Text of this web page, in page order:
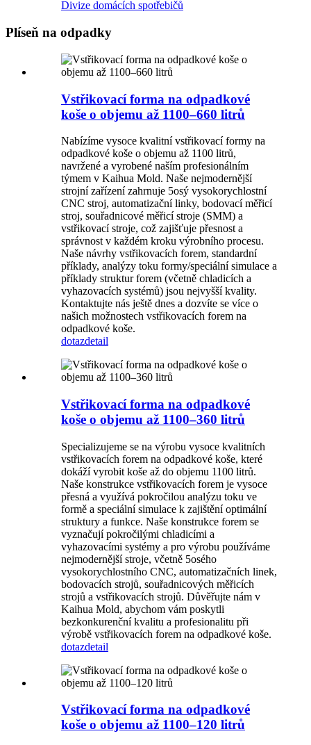
Divize domácích spotřebičů
Plíseň na odpadky
Vstřikovací forma na odpadkové
koše o objemu až 1100–660 litrů
Nabízíme vysoce kvalitní vstřikovací formy na
odpadkové koše o objemu až 1100 litrů,
navržené a vyrobené naším profesionálním
týmem v Kaihua Mold. Naše nejmodernější
strojní zařízení zahrnuje 5osý vysokorychlostní
CNC stroj, automatizační linky, bodovací měřicí
stroj, souřadnicové měřicí stroje (SMM) a
vstřikovací stroje, což zajišťuje přesnost a
správnost v každém kroku výrobního procesu.
Naše návrhy vstřikovacích forem, standardní
příklady, analýzy toku formy/speciální simulace a
příklady struktur forem (včetně chladicích a
vyhazovacích systémů) jsou nejvyšší kvality.
Kontaktujte nás ještě dnes a dozvíte se více o
našich možnostech vstřikovacích forem na
odpadkové koše.
dotazdetail
Vstřikovací forma na odpadkové
koše o objemu až 1100–360 litrů
Specializujeme se na výrobu vysoce kvalitních
vstřikovacích forem na odpadkové koše, které
dokáží vyrobit koše až do objemu 1100 litrů.
Naše konstrukce vstřikovacích forem je vysoce
přesná a využívá pokročilou analýzu toku ve
formě a speciální simulace k zajištění optimální
struktury a funkce. Naše konstrukce forem se
vyznačují pokročilými chladicími a
vyhazovacími systémy a pro výrobu používáme
nejmodernější stroje, včetně 5osého
vysokorychlostního CNC, automatizačních linek,
bodovacích strojů, souřadnicových měřicích
strojů a vstřikovacích strojů. Důvěřujte nám v
Kaihua Mold, abychom vám poskytli
bezkonkurenční kvalitu a profesionalitu při
výrobě vstřikovacích forem na odpadkové koše.
dotazdetail
Vstřikovací forma na odpadkové
koše o objemu až 1100–120 litrů